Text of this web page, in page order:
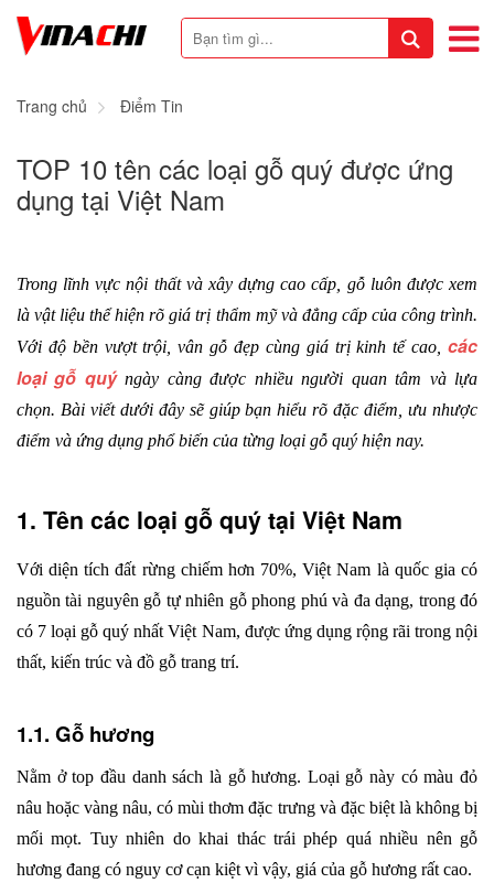
Trang chủ Điểm Tin
TOP 10 tên các loại gỗ quý được ứng
dụng tại Việt Nam
Trong lĩnh vực nội thất và xây dựng cao cấp, gỗ luôn được xem
là vật liệu thể hiện rõ giá trị thẩm mỹ và đẳng cấp của công trình.
Với độ bền vượt trội, vân gỗ đẹp cùng giá trị kinh tế cao, các
loại gỗ quý ngày càng được nhiều người quan tâm và lựa
chọn. Bài viết dưới đây sẽ giúp bạn hiểu rõ đặc điểm, ưu nhược
điểm và ứng dụng phổ biến của từng loại gỗ quý hiện nay.
1. Tên các loại gỗ quý tại Việt Nam
Với diện tích đất rừng chiếm hơn 70%, Việt Nam là quốc gia có
nguồn tài nguyên gỗ tự nhiên gỗ phong phú và đa dạng, trong đó
có 7 loại gỗ quý nhất Việt Nam, được ứng dụng rộng rãi trong nội
thất, kiến trúc và đồ gỗ trang trí.
1.1. Gỗ hương
Nằm ở top đầu danh sách là gỗ hương. Loại gỗ này có màu đỏ
nâu hoặc vàng nâu, có mùi thơm đặc trưng và đặc biệt là không bị
mối mọt. Tuy nhiên do khai thác trái phép quá nhiều nên gỗ
hương đang có nguy cơ cạn kiệt vì vậy, giá của gỗ hương rất cao.